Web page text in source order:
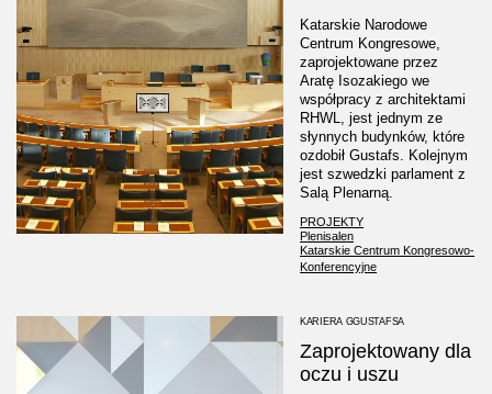
KARIERA GGUSTAFSA
Zaprojektowany dla
oczu i uszu
Katarskie Narodowe
Centrum Kongresowe,
zaprojektowane przez
Aratę Isozakiego we
współpracy z architektami
RHWL, jest jednym ze
słynnych budynków, które
ozdobił Gustafs. Kolejnym
jest szwedzki parlament z
Salą Plenarną.
PROJEKTY
Plenisalen
Katarskie Centrum Kongresowo-
Konferencyjne